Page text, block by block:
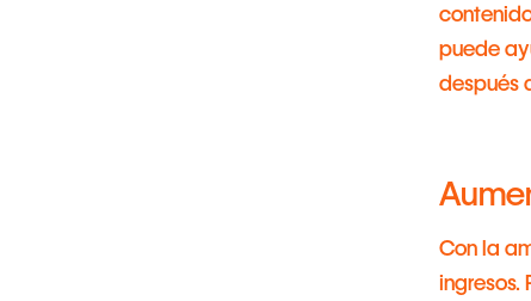
puede
después
Con la